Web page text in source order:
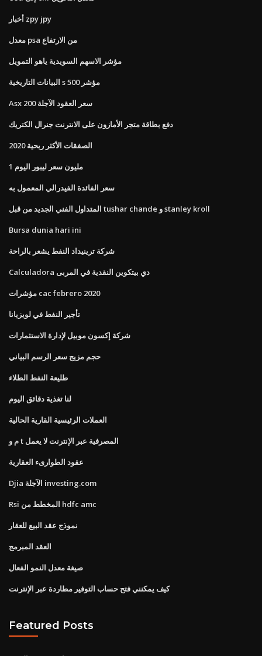
أخبار zpy jpy
معدل psa من الارتفاع
مؤشر الاسهم السويدية ياهو التمويل
البيانات التاريخية s 500 مؤشر
Asx 200 سعر العقود الآجلة
دفع بطاقة متجر الأمازون على الانترنت جنرال الكتريك
الصفقات الأكثر ربحية 2020
1 مليون سعر ليبور اليوم
سعر الفائدة الفيدرالي المعمول به
المتداول الفني الجديد من قبل tushar chande و stanley kroll
Bursa dunia hari ini
شركة ترينيداد النفط يشعر بالراحة
Calculadora دي بيتكوين النقدية في المربى
مؤشرات cac febrero 2020
تأجير النفط في لويزيانا
شركة إكسون موبيل لإدارة الاستثمارات
حجم مزيج سعر الرسم البياني
طليعة النفط الطلاء
لنا تغذية دقائق اليوم
العملات الرئيسية القارية الحالية
م و t المصرفية عبر الإنترنت لا يعمل
عقود الطوارىء العقارية
Djia الآجلة investing.com
Rsi المخطط من hdfc amc
نموذج عقد البيع للعقار
العقد المبرمج
صيغة معدل النمو الفعال
كيف يمكنني فتح حساب التوفير مطاردة عبر الإنترنت
Featured Posts